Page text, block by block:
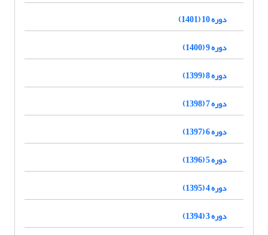
دوره 10 (1401)
دوره 9 (1400)
دوره 8 (1399)
دوره 7 (1398)
دوره 6 (1397)
دوره 5 (1396)
دوره 4 (1395)
دوره 3 (1394)